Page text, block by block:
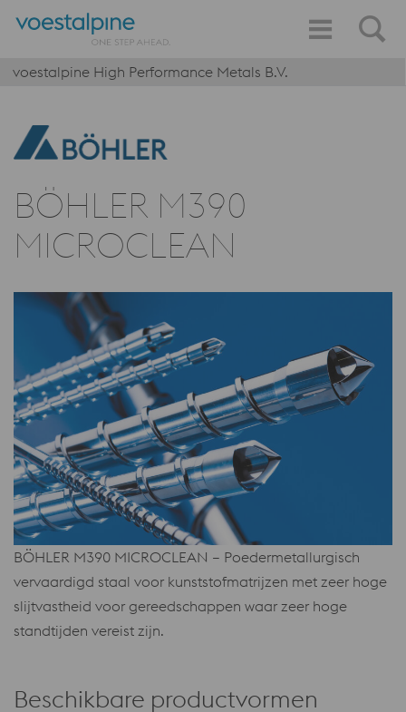
voestalpine High Performance Metals B.V.
BÖHLER M390
MICROCLEAN
BÖHLER M390 MICROCLEAN – Poedermetallurgisch
vervaardigd staal voor kunststofmatrijzen met zeer hoge
slijtvastheid voor gereedschappen waar zeer hoge
standtijden vereist zijn.
Beschikbare productvormen